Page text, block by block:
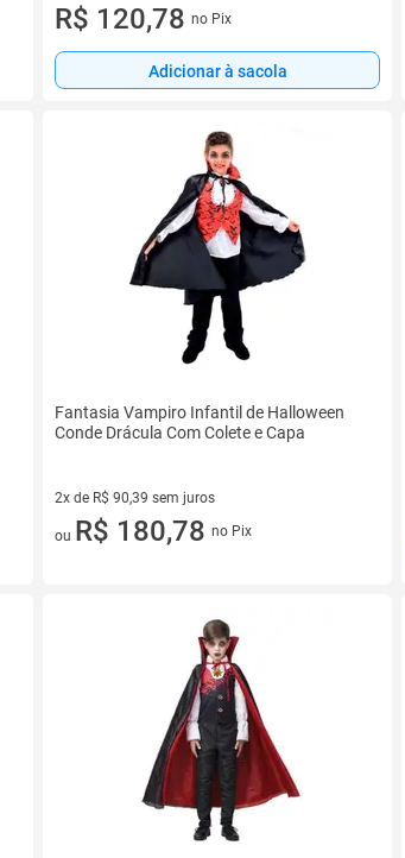
R$ 120,78 no Pix
Adicionar à sacola
Fantasia Vampiro Infantil de Halloween
Conde Drácula Com Colete e Capa
2x de R$ 90,39 sem juros
2 vez de R$ 90,39 sem juros
ou R$ 180,78 no Pix